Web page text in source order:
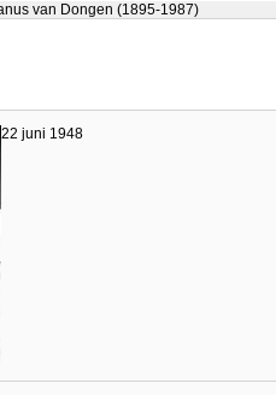
van Dongen (1895-1987)
22 juni 1948